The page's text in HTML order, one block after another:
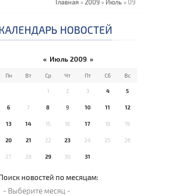
Главная » 2009 » Июль » 09
НОВОСТЕЙ
« Июль 2009 »
Пн Вт Ср Чт Пт Сб Вс
1 2 3 4 5
6 7 8 9 10 11 12
13 14 15 16 17 18 19
20 21 22 23 24 25 26
27 28 29 30 31
новостей по месяцам: